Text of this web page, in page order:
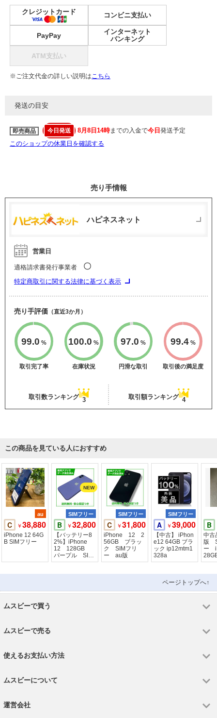
クレジットカード コンビニ支払い
PayPay
インターネット
バンキング
ATM支払い
※ご注文代金の詳しい説明はこちら
発送の目安
即売商品 今日発送 8月8日14時までの入金で今日 発送予定
このショップの休業日を確認する
売り手情報
ハピネスネット
営業日
適格請求書発行事業者 〇
特定商取引に関する法律に基づく表示
売り手評価 （直近3か月）
99.0 %
取引完了率
100.0 %
在庫状況
97.0 %
円滑な取引
99.4%
取引後の満足度
取引数ランキング 3 取引額ランキング 4
この商品を見ている人におすすめ
au
C ￥38,880
iPhone 12 64G
B SIMフリー
SIMフリー
B ￥32,800
【バッテリー8
2%】iPhone
12 128GB
パープル SIM
フリー
SIMフリー
C ￥31,800
iPhone 12 2
56GB ブラッ
ク SIMフリ
ー au版
SIMフリー
A ￥39,000
【中古】 iPhon
e12 64GB ブラ
ック ip12mtm1
328a
B
中
版
ー
ページトップへ↑
ムスビーで買う
ムスビーで売る
使えるお支払い方法
ムスビーについて
運営会社